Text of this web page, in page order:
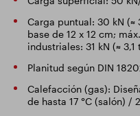
Carga puntual: 30 kN (≈
base de 12 x 12 cm;
industriales: 31 kN (≈ 3,1
Planitud según DIN
Calefacción (gas):
de hasta 17 °C (salón) /